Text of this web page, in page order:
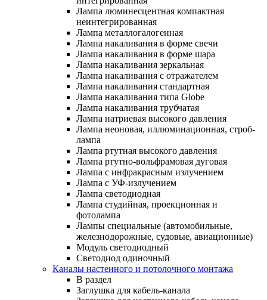
Лампа люминесцентная компактная
неинтегрированная
Лампа металлогалогенная
Лампа накаливания в форме свечи
Лампа накаливания в форме шара
Лампа накаливания зеркальная
Лампа накаливания с отражателем
Лампа накаливания стандартная
Лампа накаливания типа Globe
Лампа накаливания трубчатая
Лампа натриевая высокого давления
Лампа неоновая, иллюминационная, строб-
лампа
Лампа ртутная высокого давления
Лампа ртутно-вольфрамовая дуговая
Лампа с инфракрасным излучением
Лампа с УФ-излучением
Лампа светодиодная
Лампа студийная, проекционная и
фотолампа
Лампы специальные (автомобильные,
железнодорожные, судовые, авиационные)
Модуль светодиодный
Светодиод одиночный
Каналы настенного и потолочного монтажа
В раздел
Заглушка для кабель-канала